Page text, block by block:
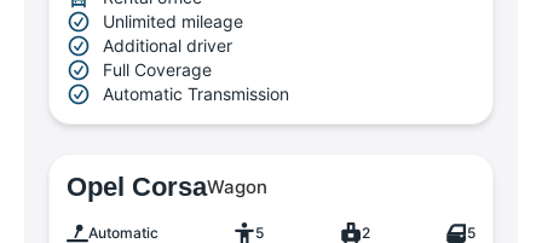
Unlimited mileage
Additional driver
Full Coverage
Automatic Transmission
Opel CorsaWagon
Automatic 5 2 5